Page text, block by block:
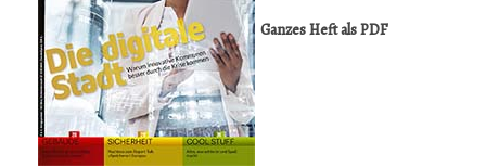
Ganzes Heft als PDF